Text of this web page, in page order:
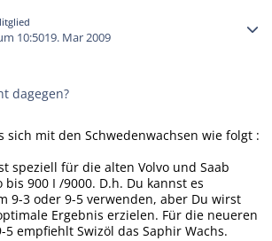
10:5019. Mar 2009
dagegen?
sich mit den Schwedenwachsen wie folgt :
speziell für die alten Volvo und Saab
bis 900 I /9000. D.h. Du kannst es
9-3 oder 9-5 verwenden, aber Du wirst
Ergebnis erzielen. Für die neueren
5 empfiehlt Swizöl das Saphir Wachs.